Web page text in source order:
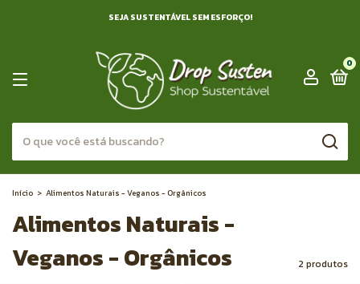
SEJA SUSTENTÁVEL SEM ESFORÇO!
0
Início > Alimentos Naturais - Veganos - Orgânicos
Alimentos Naturais -
Veganos - Orgânicos
2 produtos